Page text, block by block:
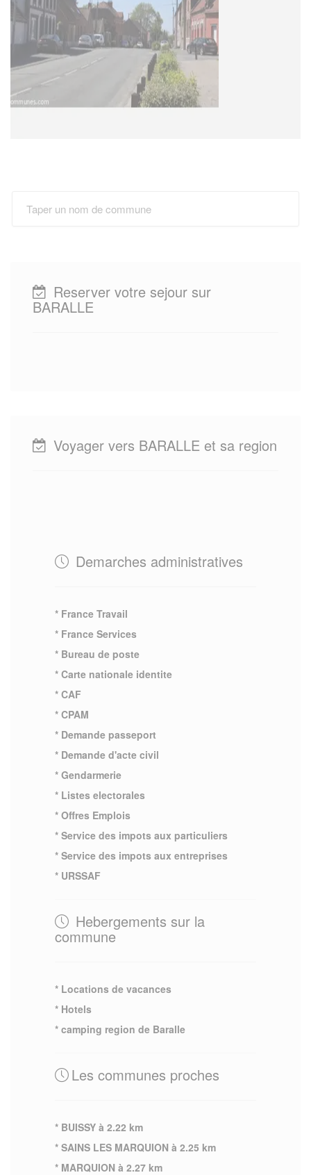
Reserver votre sejour sur
BARALLE
Voyager vers BARALLE et sa region
Demarches administratives
* France Travail
* France Services
* Bureau de poste
* Carte nationale identite
* CAF
* CPAM
* Demande passeport
* Demande d'acte civil
* Gendarmerie
* Listes electorales
* Offres Emplois
* Service des impots aux particuliers
* Service des impots aux entreprises
* URSSAF
Hebergements sur la
commune
* Locations de vacances
* Hotels
* camping region de Baralle
Les communes proches
* BUISSY à 2.22 km
* SAINS LES MARQUION à 2.25 km
* MARQUION à 2.27 km